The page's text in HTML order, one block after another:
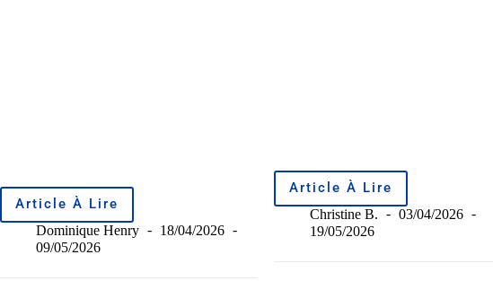
Article À Lire
Dominique Henry
18/04/2026
09/05/2026
Article À Lire
Christine B.
03/04/2026
19/05/2026